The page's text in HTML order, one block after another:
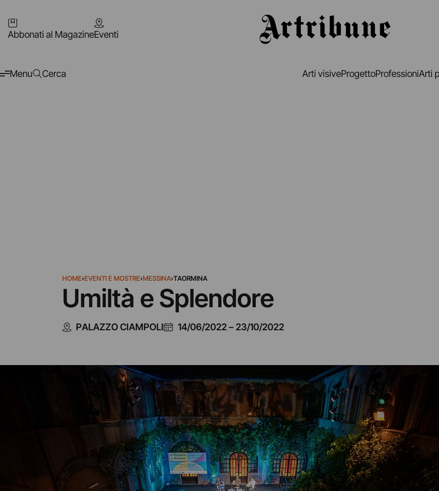
Abbonati al MagazineEventi
Menu Cerca Arti visiveProgettoProfessioniArti
HOME›EVENTI E MOSTRE›MESSINA›TAORMINA
Umiltà e Splendore
PALAZZO CIAMPOLI 14/06/2022– 23/10/2022